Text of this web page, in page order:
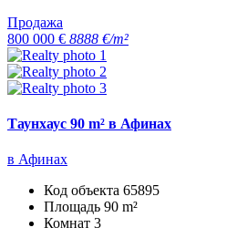
Продажа
800 000 € 8888 €/m²
Таунхаус 90 m² в Афинах
в Афинах
Код объекта 65895
Площадь 90 m²
Комнат 3